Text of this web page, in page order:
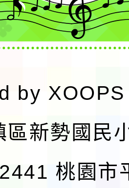
by XOOPS
區新勢國民
桃園市